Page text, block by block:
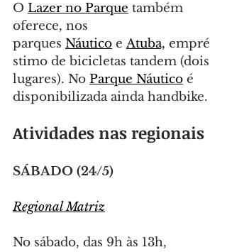
O Lazer no Parque também
oferece, nos
parques Náutico e Atuba, empré
stimo de bicicletas tandem (dois
lugares). No Parque Náutico é
disponibilizada ainda handbike.
Atividades nas regionais
SÁBADO (24/5)
Regional Matriz
No sábado, das 9h às 13h,